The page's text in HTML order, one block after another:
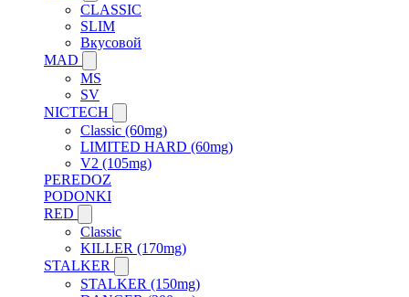
CLASSIC
SLIM
Вкусовой
MAD
MS
SV
NICTECH
Classic (60mg)
LIMITED HARD (60mg)
V2 (105mg)
PEREDOZ
PODONKI
RED
Classic
KILLER (170mg)
STALKER
STALKER (150mg)